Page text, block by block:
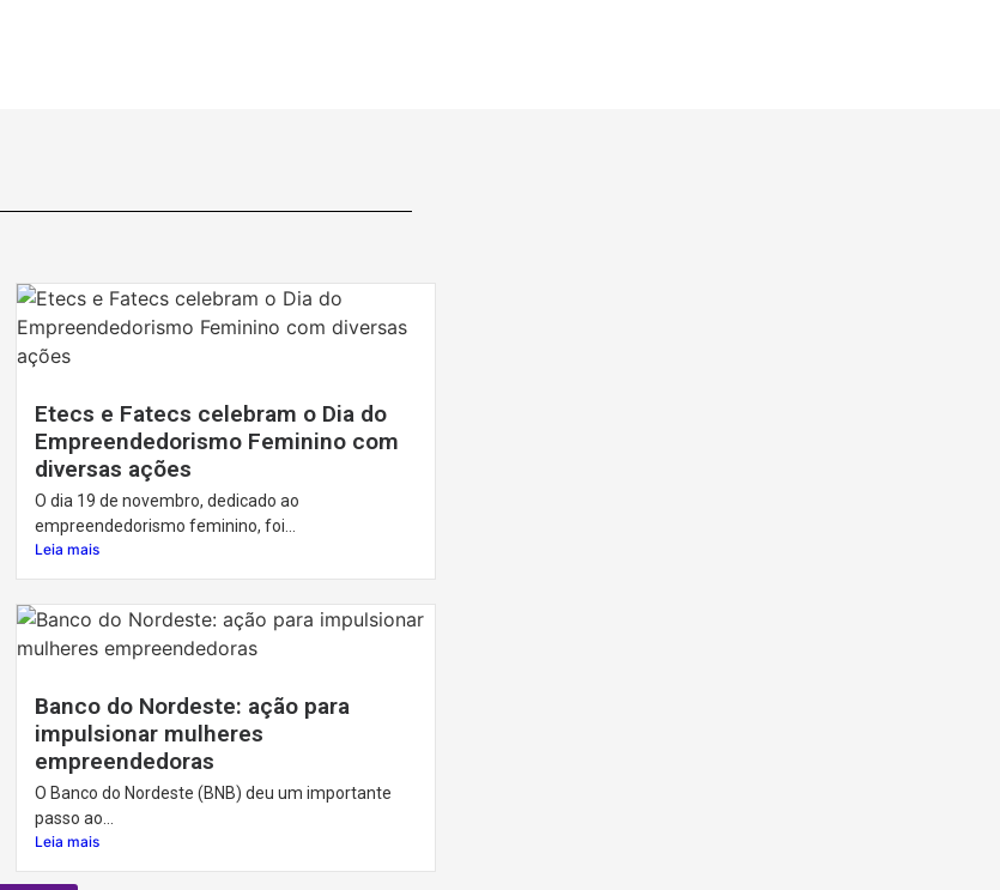
Etecs e Fatecs celebram o Dia do
Empreendedorismo Feminino com
diversas ações
O dia 19 de novembro, dedicado ao
empreendedorismo feminino, foi...
Leia mais
Banco do Nordeste: ação para
impulsionar mulheres
empreendedoras
O Banco do Nordeste (BNB) deu um importante
passo ao...
Leia mais